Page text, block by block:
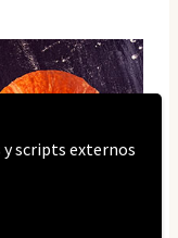
scripts externos